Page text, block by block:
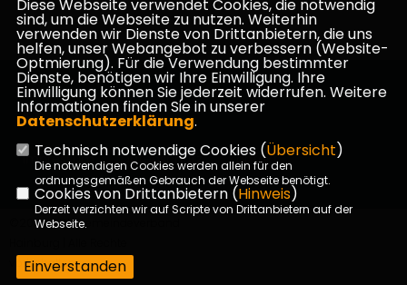
Impressum Datenschutz Kontakt
©2026 CDU Gemeindeverband
vorbehalten.
Diese Webseite verwendet Cookies, die notwendig
sind, um die Webseite zu nutzen. Weiterhin
verwenden wir Dienste von Drittanbietern, die uns
helfen, unser Webangebot zu verbessern (Website-
Optmierung). Für die Verwendung bestimmter
Dienste, benötigen wir Ihre Einwilligung. Ihre
Einwilligung können Sie jederzeit widerrufen. Weitere
Informationen finden Sie in unserer
Datenschutzerklärung.
Technisch notwendige Cookies (Übersicht)
Die notwendigen Cookies werden allein für den
ordnungsgemäßen Gebrauch der Webseite benötigt.
Cookies von Drittanbietern (Hinweis)
Derzeit verzichten wir auf Scripte von Drittanbietern auf der
Webseite.
Einverstanden